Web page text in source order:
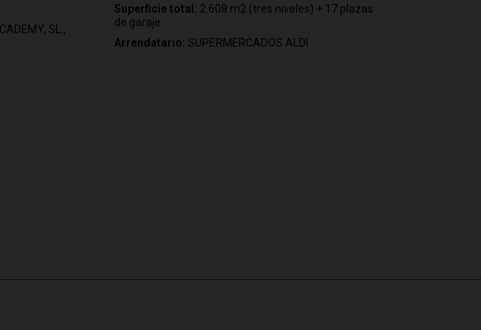
SL.,
Superficie total: 2.608 m2 (tres niveles) + 17 plazas
de garaje
Arrendatario: SUPERMERCADOS ALDI